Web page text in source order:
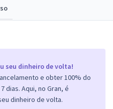
seu dinheiro de volta!
e obter 100% do
dias. Aqui, no Gran, é
dinheiro de volta.